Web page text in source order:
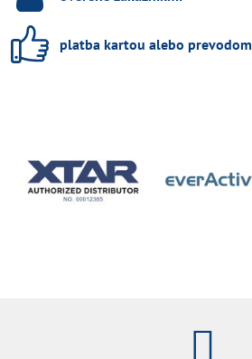
platba kartou alebo prevodom